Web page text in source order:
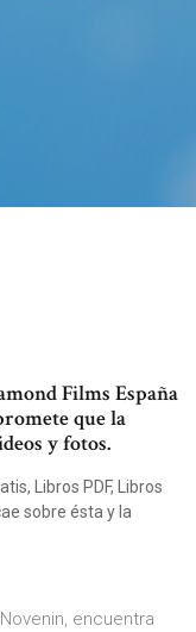
Films España
que la
y fotos.
Libros PDF, Libros
sobre ésta y la
encuentra